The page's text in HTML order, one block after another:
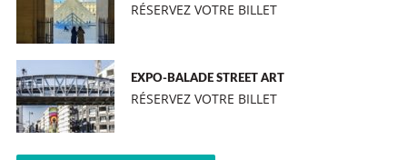
RÉSERVEZ VOTRE BILLET
EXPO-BALADE STREET ART
RÉSERVEZ VOTRE BILLET